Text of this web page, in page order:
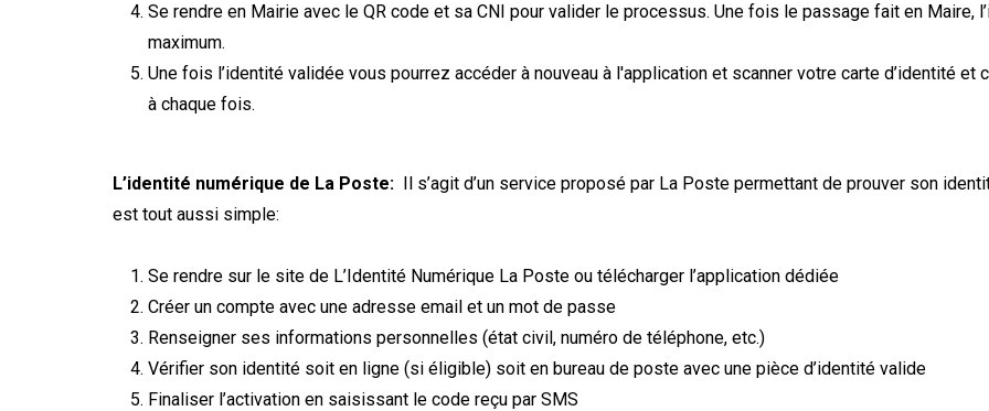
Se rendre en Mairie avec le QR code et sa CNI pour valider le processus. Une fois le passage fait en Maire,
maximum.
Une fois l’identité validée vous pourrez accéder à nouveau à l'application et scanner votre carte d’identité
à chaque fois.
L’identité numérique de La Poste: Il s’agit d’un service proposé par La Poste permettant de prouver son
est tout aussi simple:
Se rendre sur le site de L’Identité Numérique La Poste ou télécharger l’application dédiée
Créer un compte avec une adresse email et un mot de passe
Renseigner ses informations personnelles (état civil, numéro de téléphone, etc.)
Vérifier son identité soit en ligne (si éligible) soit en bureau de poste avec une pièce d’identité valide
Finaliser l’activation en saisissant le code reçu par SMS